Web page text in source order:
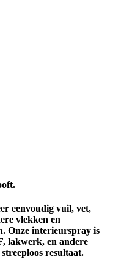
eenvoudig vuil, vet,
vlekken en
Onze interieurspray is
lakwerk, en andere
resultaat.